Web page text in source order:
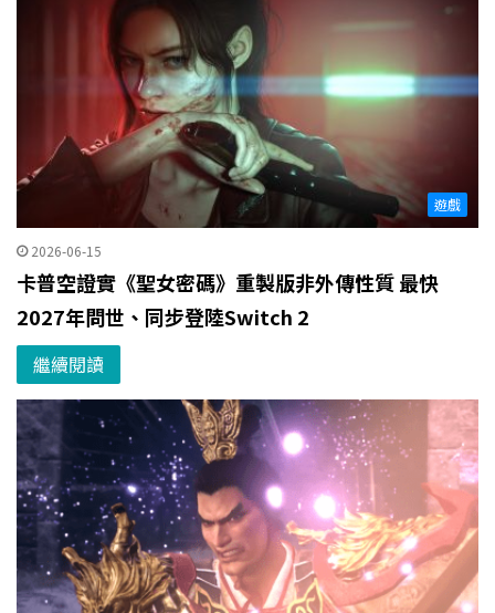
遊戲
2026-06-15
卡普空證實《聖女密碼》重製版非外傳性質 最快
2027年問世、同步登陸Switch 2
繼續閱讀